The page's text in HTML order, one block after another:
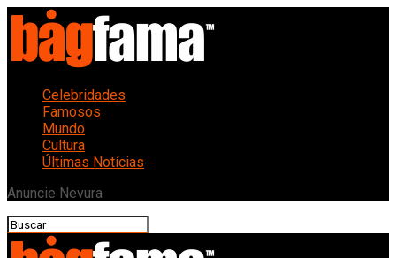
Celebridades
Famosos
Mundo
Cultura
Últimas Notícias
Anuncie Nevura